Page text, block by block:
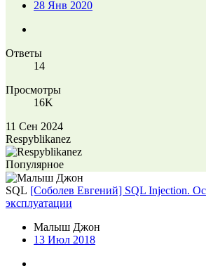
28 Янв 2020
Ответы
14
Просмотры
16K
11 Сен 2024
Respyblikanez
Популярное
SQL [Соболев Евгений] SQL Injection.
эксплуатации
Малыш Джон
13 Июл 2018